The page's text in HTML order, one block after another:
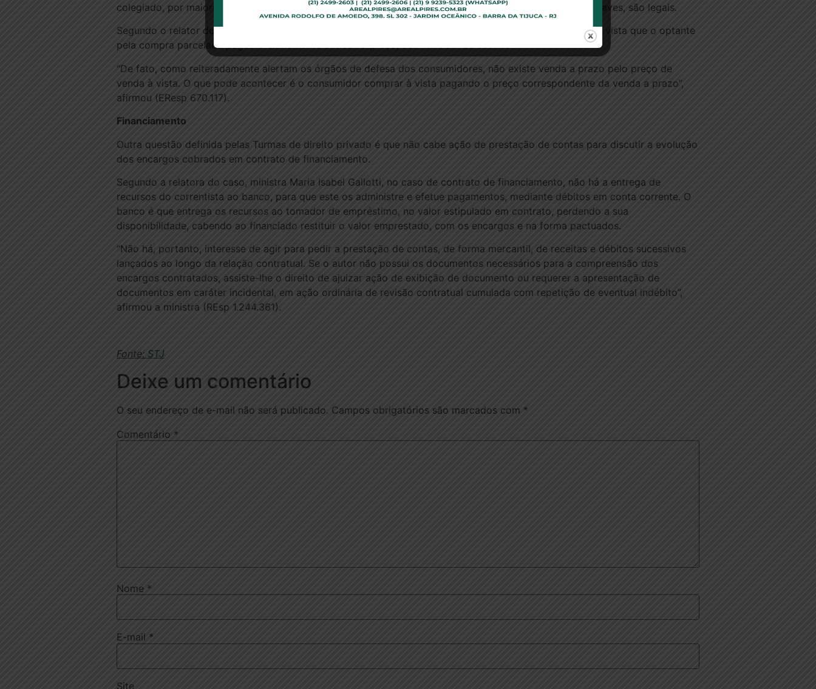
colegiado, por maioria, entendeu que os “juros no pé”, cobrados por construtora antes da entrega das chaves, são legais.
Segundo o relator do caso, ministro Antonio Carlos Ferreira, seria injusto com aquele que paga o preço à vista que o optante
pela compra parcelada pagasse exatamente o mesmo preço, sem nenhum acréscimo.
“De fato, como reiteradamente alertam os órgãos de defesa dos consumidores, não existe venda a prazo pelo preço de
venda à vista. O que pode acontecer é o consumidor comprar à vista pagando o preço correspondente da venda a prazo”,
afirmou (EResp 670.117).
Financiamento
Outra questão definida pelas Turmas de direito privado é que não cabe ação de prestação de contas para discutir a evolução
dos encargos cobrados em contrato de financiamento.
Segundo a relatora do caso, ministra Maria Isabel Gallotti, no caso de contrato de financiamento, não há a entrega de
recursos do correntista ao banco, para que este os administre e efetue pagamentos, mediante débitos em conta corrente. O
banco é que entrega os recursos ao tomador de empréstimo, no valor estipulado em contrato, perdendo a sua
disponibilidade, cabendo ao financiado restituir o valor emprestado, com os encargos e na forma pactuados.
“Não há, portanto, interesse de agir para pedir a prestação de contas, de forma mercantil, de receitas e débitos sucessivos
lançados ao longo da relação contratual. Se o autor não possui os documentos necessários para a compreensão dos
encargos contratados, assiste-lhe o direito de ajuizar ação de exibição de documento ou requerer a apresentação de
documentos em caráter incidental, em ação ordinária de revisão contratual cumulada com repetição de eventual indébito”,
afirmou a ministra (REsp 1.244.361).
Fonte: STJ
Deixe um comentário
O seu endereço de e-mail não será publicado. Campos obrigatórios são marcados com *
Comentário *
Nome *
E-mail *
Site